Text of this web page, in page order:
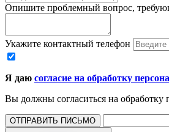
Опишите проблемный вопрос,
Укажите контактный телефон
Я даю согласие на обработку
Вы должны согласиться на обработку
ОТПРАВИТЬ ПИСЬМО